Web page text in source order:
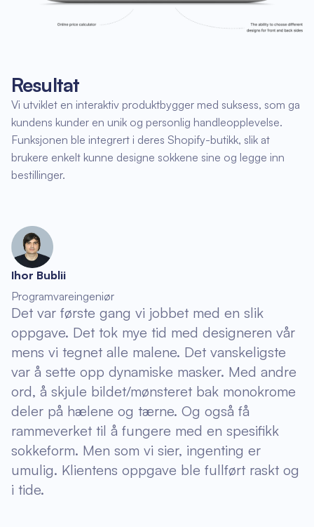
Resultat
Vi utviklet en interaktiv produktbygger med suksess, som ga
kundens kunder en unik og personlig handleopplevelse.
Funksjonen ble integrert i deres Shopify-butikk, slik at
brukere enkelt kunne designe sokkene sine og legge inn
bestillinger.
Det var første gang vi jobbet med en slik
oppgave. Det tok mye tid med designeren vår
mens vi tegnet alle malene. Det vanskeligste
var å sette opp dynamiske masker. Med andre
ord, å skjule bildet/mønsteret bak monokrome
deler på hælene og tærne. Og også få
rammeverket til å fungere med en spesifikk
sokkeform. Men som vi sier, ingenting er
umulig. Klientens oppgave ble fullført raskt og
i tide.
Ihor Bublii
Programvareingeniør